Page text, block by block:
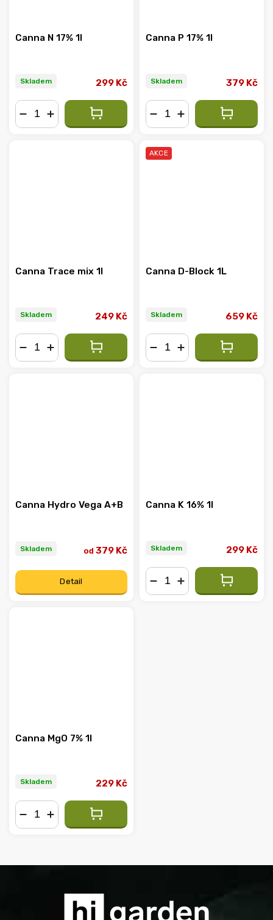
Canna N 17% 1l
Skladem 299 Kč
Canna P 17% 1l
Skladem 379 Kč
Canna Trace mix 1l
Skladem 249 Kč
AKCE
Canna D-Block 1L
Skladem 659 Kč
Canna Hydro Vega A+B
Skladem od 379 Kč
Detail
Canna K 16% 1l
Skladem 299 Kč
Canna MgO 7% 1l
Skladem 229 Kč